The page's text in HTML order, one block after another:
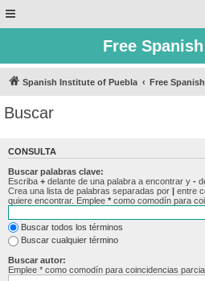
Free
Spanish Institute of Puebla Free
Buscar
CONSULTA
Buscar palabras clave:
Escriba + delante de una palabra a encontrar y -
Crea una lista de palabras separadas por | entre
quiere encontrar. Emplee * como comodín para
Buscar todos los términos
Buscar cualquier término
Buscar autor:
Emplee * como comodín para coincidencias